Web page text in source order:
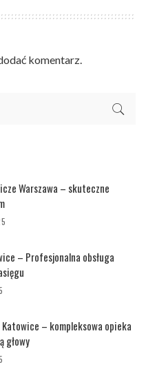
komentarz.
Warszawa – skuteczne
– Profesjonalna obsługa
– kompleksowa opieka
głowy